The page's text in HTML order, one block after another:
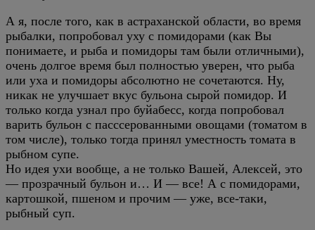
А я, после того, как в астраханской области, во время
рыбалки, попробовал уху с помидорами (как Вы
понимаете, и рыба и помидоры там были отличными),
очень долгое время был полностью уверен, что рыба
или уха и помидоры абсолютно не сочетаются. Ну,
никак не улучшает вкус бульона сырой помидор. И
только когда узнал про буйабесс, когда попробовал
варить бульон с пасссерованными овощами (томатом в
том числе), только тогда принял уместность томата в
рыбном супе.
Но идея ухи вообще, а не только Вашей, Алексей, это
— прозрачный бульон и… И — все! А с помидорами,
картошкой, пшеном и прочим — уже, все-таки,
рыбный суп.